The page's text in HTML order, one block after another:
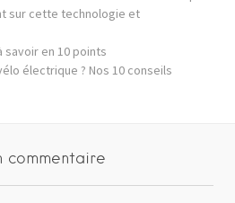
sur cette technologie et
en 10 points
électrique ? Nos 10 conseils
commentaire